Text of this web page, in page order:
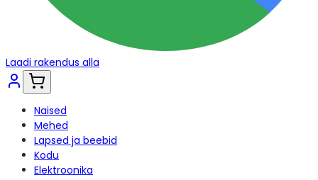
Laadi rakendus alla
Naised
Mehed
Lapsed ja beebid
Kodu
Elektroonika